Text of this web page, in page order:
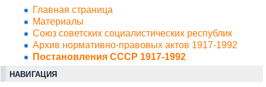
Главная страница
Материалы
Союз советских социалистических республик
Архив нормативно-правовых актов 1917-1992
Постановления СССР 1917-1992
НАВИГАЦИЯ